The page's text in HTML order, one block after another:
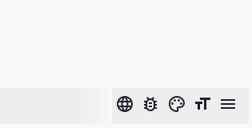
language bug_report color_lens format_size menu